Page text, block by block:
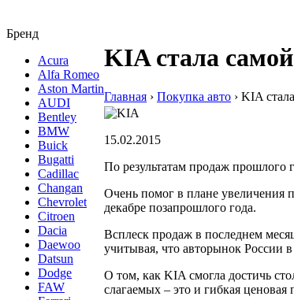
Бренд
Acura
Alfa Romeo
Aston Martin
AUDI
Bentley
BMW
Buick
Bugatti
Cadillac
Changan
Chevrolet
Citroen
Dacia
Daewoo
Datsun
Dodge
FAW
KIA стала
Главная › Покупка авто › KIA
15.02.2015
По результатам продаж прошлого
Очень помог в плане увеличения
декабре позапрошлого года.
Всплеск продаж в последнем
учитывая, что авторынок России
О том, как KIA смогла достичь
слагаемых – это и гибкая